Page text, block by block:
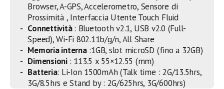
Browser, A-GPS, Accelerometro, Sensore di
Prossimità , Interfaccia Utente Touch Fluid
Connettività: Bluetooth v2.1, USB v2.0 (Full-
Speed), Wi-Fi 802.11b/g/n, All Share
Memoria interna:1GB, slot microSD (fino a 32GB)
Dimensioni : 113.5 x 55×12.55 (mm)
Batteria: Li-Ion 1500mAh (Talk time : 2G/13.5hrs,
3G/8.5hrs e Stand by : 2G/625hrs, 3G/600hrs)